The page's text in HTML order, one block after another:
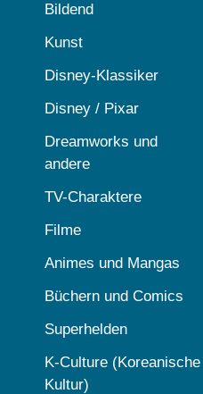
Bildend
Kunst
Disney-Klassiker
Disney / Pixar
Dreamworks und
andere
TV-Charaktere
Filme
Animes und Mangas
Büchern und Comics
Superhelden
K-Culture (Koreanische
Kultur)